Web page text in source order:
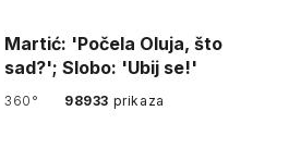
Martić: 'Počela Oluja, što
sad?'; Slobo: 'Ubij se!'
360° 98933 prikaza